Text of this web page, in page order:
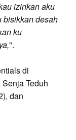
izinkan aku
bisikkan desah
ku
".
di
Teduh
dan